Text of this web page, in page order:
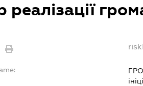
реалізації